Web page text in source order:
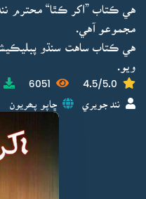
هي ڪتاب ”اکر ڪٿا“ محترم
مجموعو آهي.
4.5/5.0
6051
ڇاپو پھريون